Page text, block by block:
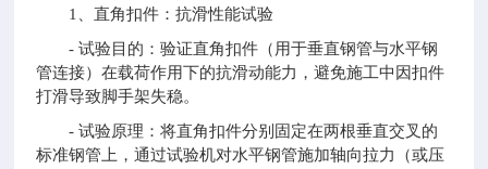
1、直角扣件：抗滑性能试验
- 试验目的：验证直角扣件（用于垂直钢管与水平钢
管连接）在载荷作用下的抗滑动能力，避免施工中因扣件
打滑导致脚手架失稳。
- 试验原理：将直角扣件分别固定在两根垂直交叉的
标准钢管上，通过试验机对水平钢管施加轴向拉力（或压